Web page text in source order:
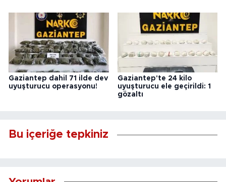
Gaziantep dahil 71 ilde dev
uyuşturucu operasyonu!
Gaziantep'te 24 kilo
uyuşturucu ele geçirildi: 1
gözaltı
Bu içeriğe tepkiniz